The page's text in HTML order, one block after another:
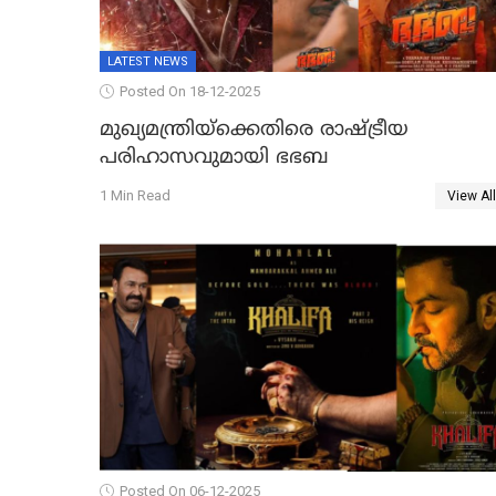
LATEST NEWS
Posted On 18-12-2025
മുഖ്യമന്ത്രിയ്ക്കെതിരെ രാഷ്ട്രീയ
പരിഹാസവുമായി ഭഭബ
1 Min Read View All
Posted On 06-12-2025